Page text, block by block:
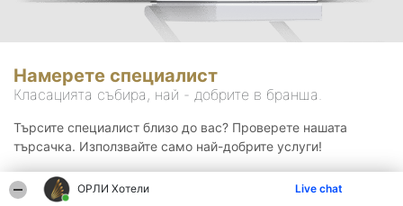
ОРЛИ Хотели Live chat
Намерете специалист
Класацията събира, най - добрите в бранша.
Търсите специалист близо до вас? Проверете нашата
търсачка. Използвайте само най-добрите услуги!